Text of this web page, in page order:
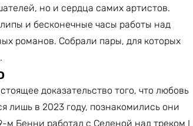
но и сердца самих артистов.
и бесконечные часы работы над
романов. Собрали пары, для которых
доказательство того, что любовь
лишь в 2023 году, познакомились они
м Бенни работал с Селеной над треком I